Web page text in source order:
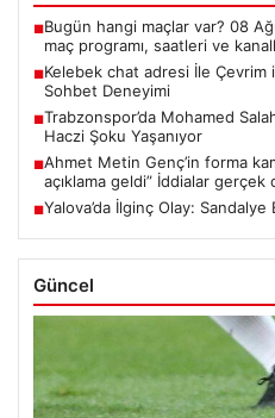
■Bugün hangi maçlar var? 08
maç programı, saatleri ve
■Kelebek chat adresi İle
Sohbet Deneyimi
■Trabzonspor’da Mohamed
Haczi Şoku Yaşanıyor
■Ahmet Metin Genç’in forma
açıklama geldi” İddialar gerçek
■Yalova’da İlginç Olay:
Güncel